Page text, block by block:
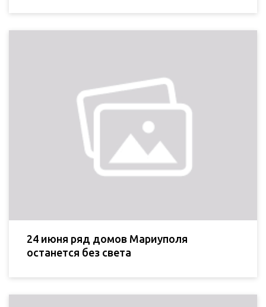
24 июня ряд домов Мариуполя
останется без света